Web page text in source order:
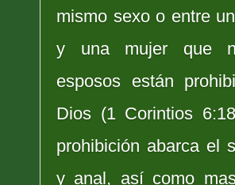
mismo sexo o entre
y una mujer que
esposos están
Dios (1 Corintios
prohibición abarca el
y anal, así como